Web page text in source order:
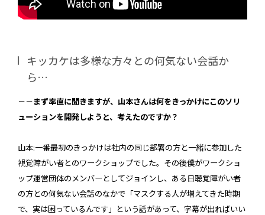
キッカケは多様な方々との何気ない会話か
ら…
－－まず率直に聞きますが、山本さんは何をきっかけにこのソリ
ューションを開発しようと、考えたのですか？
山本:一番最初のきっかけは社内の同じ部署の方と一緒に参加した
視覚障がい者とのワークショップでした。その後僕がワークショ
ップ運営団体のメンバーとしてジョインし、ある日聴覚障がい者
の方との何気ない会話のなかで「マスクする人が増えてきた時期
で、実は困っているんです」という話があって、字幕が出ればいい